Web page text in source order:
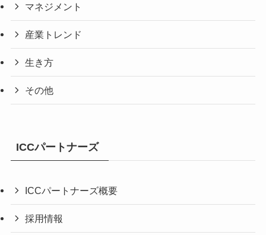
マネジメント
産業トレンド
生き方
その他
ICCパートナーズ
ICCパートナーズ概要
採用情報